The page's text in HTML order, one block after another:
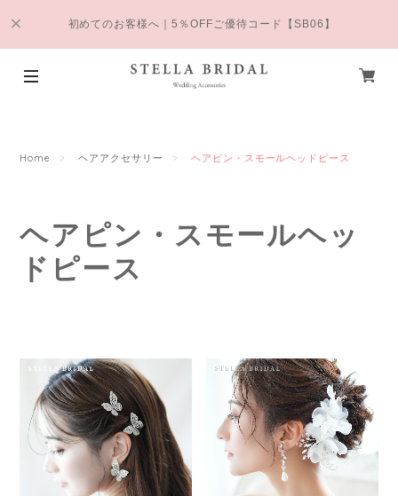
初めてのお客様へ｜5％OFFご優待コード【SB06】
Home ヘアアクセサリー ヘアピン・スモールヘッドピース
ヘアピン・スモールヘッ
ドピース